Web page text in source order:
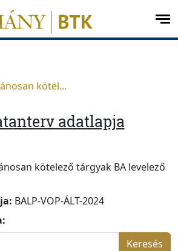
kötel...
adatlapja
kötelező tárgyak BA levelező
BALP-VOP-ÁLT-2024
Keresés